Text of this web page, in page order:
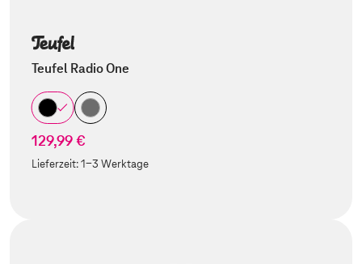
Teufel Radio One
129,99 €
Lieferzeit:1-3 Werktage